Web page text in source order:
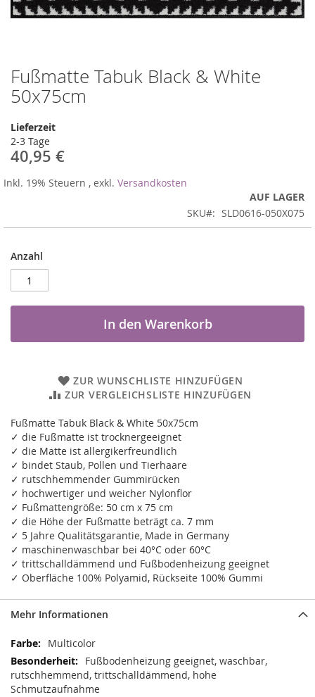
Fußmatte Tabuk Black & White
50x75cm
Lieferzeit
2-3 Tage
40,95 €
Inkl. 19% Steuern , exkl. Versandkosten
AUF LAGER
SKU
SLD0616-050X075
Anzahl
In den Warenkorb
ZUR WUNSCHLISTE HINZUFÜGEN
ZUR VERGLEICHSLISTE HINZUFÜGEN
Fußmatte Tabuk Black & White 50x75cm
✓ die Fußmatte ist trocknergeeignet
✓ die Matte ist allergikerfreundlich
✓ bindet Staub, Pollen und Tierhaare
✓ rutschhemmender Gummirücken
✓ hochwertiger und weicher Nylonflor
✓ Fußmattengröße: 50 cm x 75 cm
✓ die Höhe der Fußmatte beträgt ca. 7 mm
✓ 5 Jahre Qualitätsgarantie, Made in Germany
✓ maschinenwaschbar bei 40°C oder 60°C
✓ trittschalldämmend und Fußbodenheizung geeignet
✓ Oberfläche 100% Polyamid, Rückseite 100% Gummi
Zum
Anfang
der
springen
Mehr Informationen
Mehr
Informationen
Multicolor
Fußbodenheizung geeignet, waschbar,
rutschhemmend, trittschalldämmend, hohe
Schmutzaufnahme